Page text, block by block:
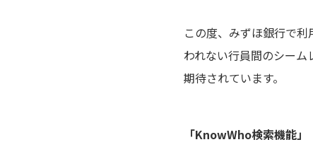
この度、みずほ銀行で
われない行員間のシー
期待されています。
「KnowWho検索機能」